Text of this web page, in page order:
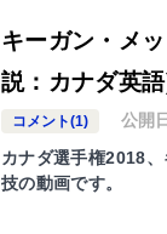
キーガン・メ
説：カナダ英
コメント(1) 公開
カナダ選手権2018
技の動画です。